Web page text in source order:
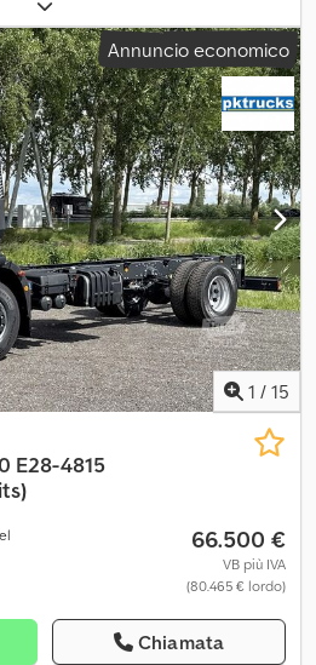
del differenziale, gru, Iveco
km 500000, nazionale, unico
sospensioni pneumatiche
cabina letto, kit letto, clima
alzacristalli elettrici, gru Hiab
sesto sfilo manuale con
m di altezza), cassone fisso da 6 m
due piedi stabilizzatori, portata 135
in ottimo stato. Csdpfeyinihsx
le caratteristiche del veicolo
sono indicative e potrebbero
Si invita pertanto a verificare
nostra sede l'effettiva
allestimenti e caratteristiche
Annuncio economico
1 / 15
E28-4815
66.500 €
VB più IVA
(80.465 € lordo)
Chiamata